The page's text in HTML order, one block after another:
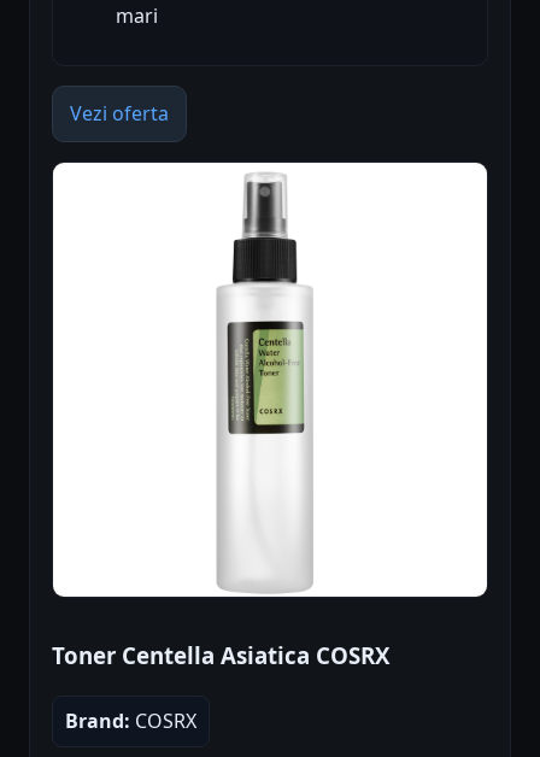
mari
Vezi oferta
Toner Centella Asiatica COSRX
Brand: COSRX